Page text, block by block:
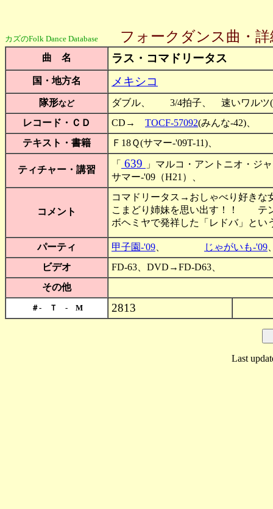
カズのFolk Dance Database フォークダンス曲・詳
曲 名 ラス・コマドリータス
国・地方名 メキシコ
隊形など
ダブル、 3/4拍子、 速いワルツ
レコード・ＣＤ
CD→ TOCF-57092(みんな-42)、
テキスト・書籍
Ｆ18Ｑ(サマー-'09T-11)、
ティチャー・講習
「 639
」マルコ・アントニオ・ジ
サマー-'09（H21）、
コメント
コマドリータス→おしゃべり好きな
こまどり姉妹を思い出す！！ テ
ボヘミヤで発祥した「レドバ」とい
パーティ 甲子園-'09 じゃがいも-'09
ビデオ
FD-63、DVD→FD-D63、
その他
＃- Ｔ - M 2813
Last